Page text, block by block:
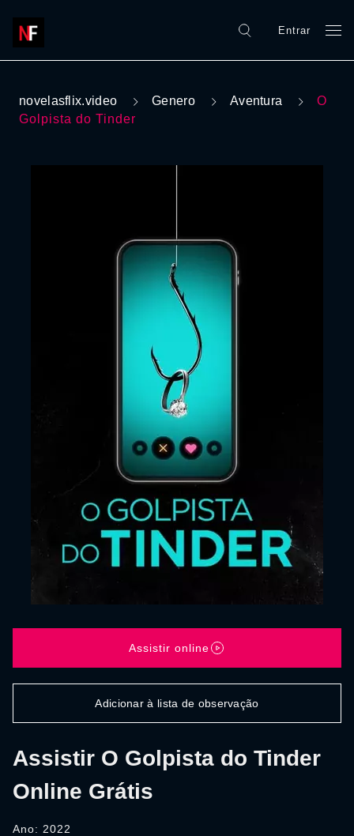
Entrar
novelasflix.video Genero Aventura
O
Golpista do Tinder
Assistir O Golpista do Tinder
Online Grátis
Ano: 2022
Assistir online
Adicionar à lista de observação